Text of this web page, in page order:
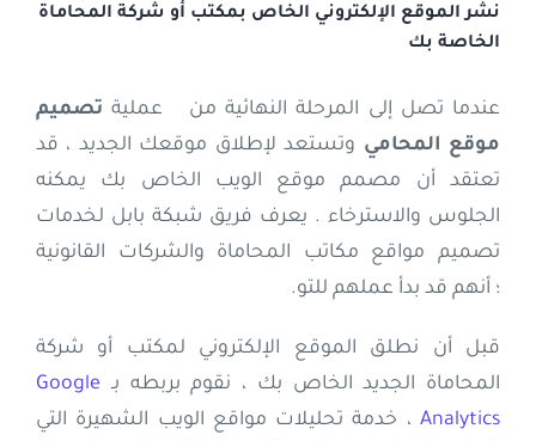
نشر الموقع الإلكتروني الخاص بمكتب أو شركة المحاماة
الخاصة بك
عندما تصل إلى المرحلة النهائية من عملية تصميم
موقع المحامي وتستعد لإطلاق موقعك الجديد ، قد
تعتقد أن مصمم موقع الويب الخاص بك يمكنه
الجلوس والاسترخاء . يعرف فريق شبكة بابل لخدمات
تصميم مواقع مكاتب المحاماة والشركات القانونية
؛ أنهم قد بدأ عملهم للتو.
قبل أن نطلق الموقع الإلكتروني لمكتب أو شركة
المحاماة الجديد الخاص بك ، نقوم بربطه بـ Google
Analytics ، خدمة تحليلات مواقع الويب الشهيرة التي